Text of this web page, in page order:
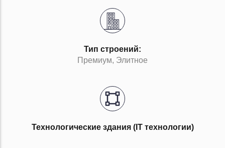
Тип строений:
Премиум, Элитное
Технологические здания (IT технологии)